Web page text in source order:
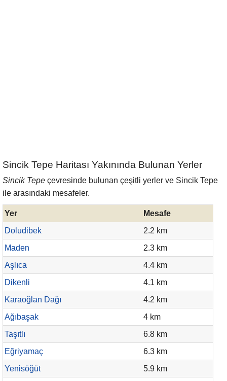
Sincik Tepe Haritası Yakınında Bulunan Yerler
Sincik Tepe çevresinde bulunan çeşitli yerler ve Sincik Tepe
ile arasındaki mesafeler.
Yer
Mesafe
Doludibek
2.2 km
Maden
2.3 km
Aşlıca
4.4 km
Dikenli
4.1 km
Karaoğlan Dağı
4.2 km
Ağıbaşak
4 km
Taşıtlı
6.8 km
Eğriyamaç
6.3 km
Yenisöğüt
5.9 km